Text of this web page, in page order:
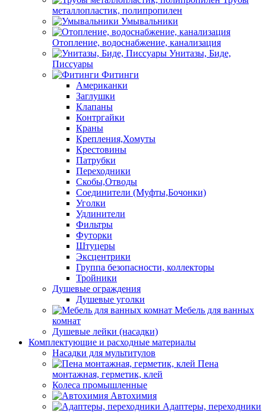
металлопластик, полипропилен
Умывальники
Отопление, водоснабжение, канализация
Унитазы, Биде,
Писсуары
Фитинги
Американки
Заглушки
Клапаны
Контргайки
Краны
Крепления,Хомуты
Крестовины
Патрубки
Переходники
Скобы,Отводы
Соединители (Муфты,Бочонки)
Уголки
Удлинители
Фильтры
Футорки
Штуцеры
Эксцентрики
Группа безопасности, коллекторы
Тройники
Душевые ограждения
Душевые уголки
Мебель для ванных
комнат
Душевые лейки (насадки)
Комплектующие и расходные материалы
Насадки для мультитулов
Пена
монтажная, герметик, клей
Колеса промышленные
Автохимия
Адаптеры, переходники